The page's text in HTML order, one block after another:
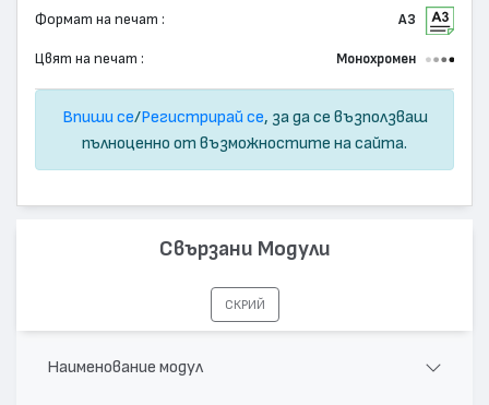
Формат на печат : А3
Цвят на печат : Монохромен
Впиши се/Регистрирай се, за да се възползваш
пълноценно от възможностите на сайта.
Свързани Модули
СКРИЙ
Наименование модул